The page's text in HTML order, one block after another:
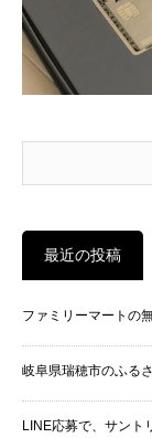
最近の投稿
ファミリーマートの
岐阜県瑞穂市のふる
LINE応募で、サント